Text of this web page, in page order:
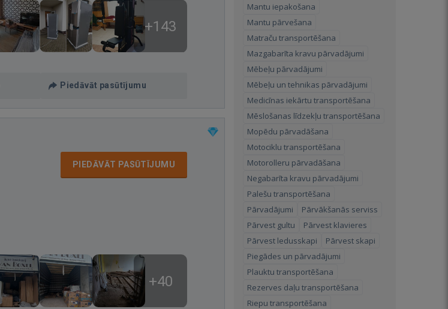
+143
Piedāvāt pasūtījumu
PIEDĀVĀT PASŪTĪJUMU
+40
Mantu iepakošana
Mantu pārvešana
Matraču transportēšana
Mazgabarīta kravu pārvadājumi
Mēbeļu pārvadājumi
Mēbeļu un tehnikas pārvadājumi
Medicīnas iekārtu transportēšana
Mēslošanas līdzekļu transportēšana
Mopēdu pārvadāšana
Motociklu transportēšana
Motorolleru pārvadāšana
Negabarīta kravu pārvadājumi
Palešu transportēšana
Pārvadājumi
Pārvākšanās serviss
Pārvest gultu
Pārvest klavieres
Pārvest ledusskapi
Pārvest skapi
Piegādes un pārvadājumi
Plauktu transportēšana
Rezerves daļu transportēšana
Riepu transportēšana